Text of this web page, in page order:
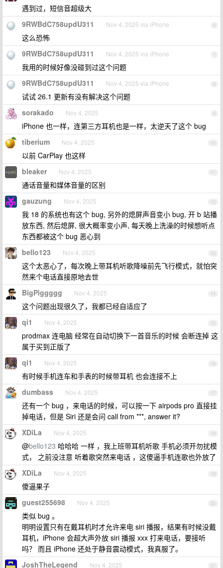
遇到过，短信音超级大
6
9RWBdC758updU311 Nov 4, 2025 via iPhone
这么恐怖
7
9RWBdC758updU311 Nov 4, 2025 via iPhone
我用的时候好像没碰到过这个问题
8
9RWBdC758updU311 Nov 4, 2025 via iPhone
试试 26.1 更新有没有解决这个问题
9
sorakado Nov 4, 2025
iPhone 也一样，连第三方耳机也是一样，太逆天了这个 bug
10
tiberium Nov 4, 2025
以前 CarPlay 也这样
11
bleaker Nov 4, 2025
通话音量和媒体音量的区别
12
gauzung Nov 4, 2025
我 18 的系统也有这个 bug, 另外的熄屏声音变小 bug, 开 b 站播
放东西, 然后熄屏, 很大概率变小声, 每天晚上洗澡的时候想听点
东西都被这个 bug 恶心到
13
bello123 Nov 4, 2025
这个太恶心了，每次晚上带耳机听歌降噪前先飞行模式，就怕突
然来个电话直接原地去世
14
BigPiggggg Nov 4, 2025
这个问题出现很久了，我都已经自适应了
15
qi1 Nov 4, 2025
prodmax 连电脑 经常在自动切换下一首音乐的时候 会断连掉 这
属于买到正版了
16
qi1 Nov 4, 2025
有时候手机连车和手表的时候带耳机 也会连接不上
17
dumbass Nov 4, 2025
还有一个 bug ，来电话的时候，可以按一下 airpods pro 直接挂
掉电话，但是 Siri 还是会问 call from ***, answer it?
18
XDiLa Nov 4, 2025
@bello123 哈哈哈 一样 ，我上班带耳机听歌 手机必须开勿扰模
式， 之前没注意 听着歌突然来电话 ，这傻逼手机连歌也外放了
19
XDiLa Nov 4, 2025
傻逼果子
20
guest255698 Nov 4, 2025
类似 bug 。
明明设置只有在戴耳机时才允许来电 siri 播报，结果有时候没戴
耳机，iPhone 会超大声外放 siri 播报 xxx 打来电话，要接听
吗？ 而且 iPhone 还处于静音震动模式，我真服了。
21
JoshTheLegend Nov 4, 2025